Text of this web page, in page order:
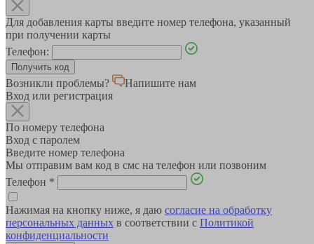
Для добавления карты введите номер телефона, указанный
при получении карты
Телефон:
Возникли проблемы?
Напишите нам
Вход или регистрация
По номеру телефона
Вход с паролем
Введите номер телефона
Мы отправим вам код в смс на телефон или позвоним
Телефон *
Нажимая на кнопку ниже, я даю согласие на обработку
персональных данных в соответствии с Политикой
конфиденциальности